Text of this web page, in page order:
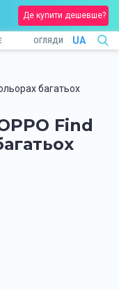
Де купити дешевше?
ОГЛЯДИ UA
багатьох
Find